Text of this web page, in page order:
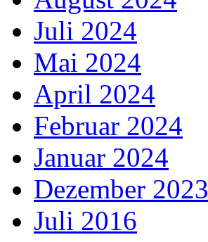
Juli 2024
Mai 2024
April 2024
Februar 2024
Januar 2024
Dezember 2023
Juli 2016